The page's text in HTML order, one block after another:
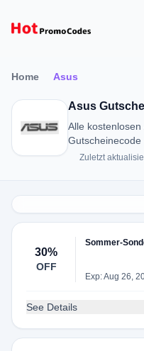
Home Asus
Asus
Alle
Gutscheinecode
August 2026
Zuletzt
30%
OFF
Sommer-
Exp: Aug 26,
See Details